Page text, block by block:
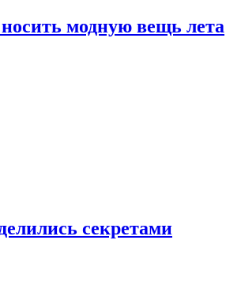
модную вещь лета
секретами